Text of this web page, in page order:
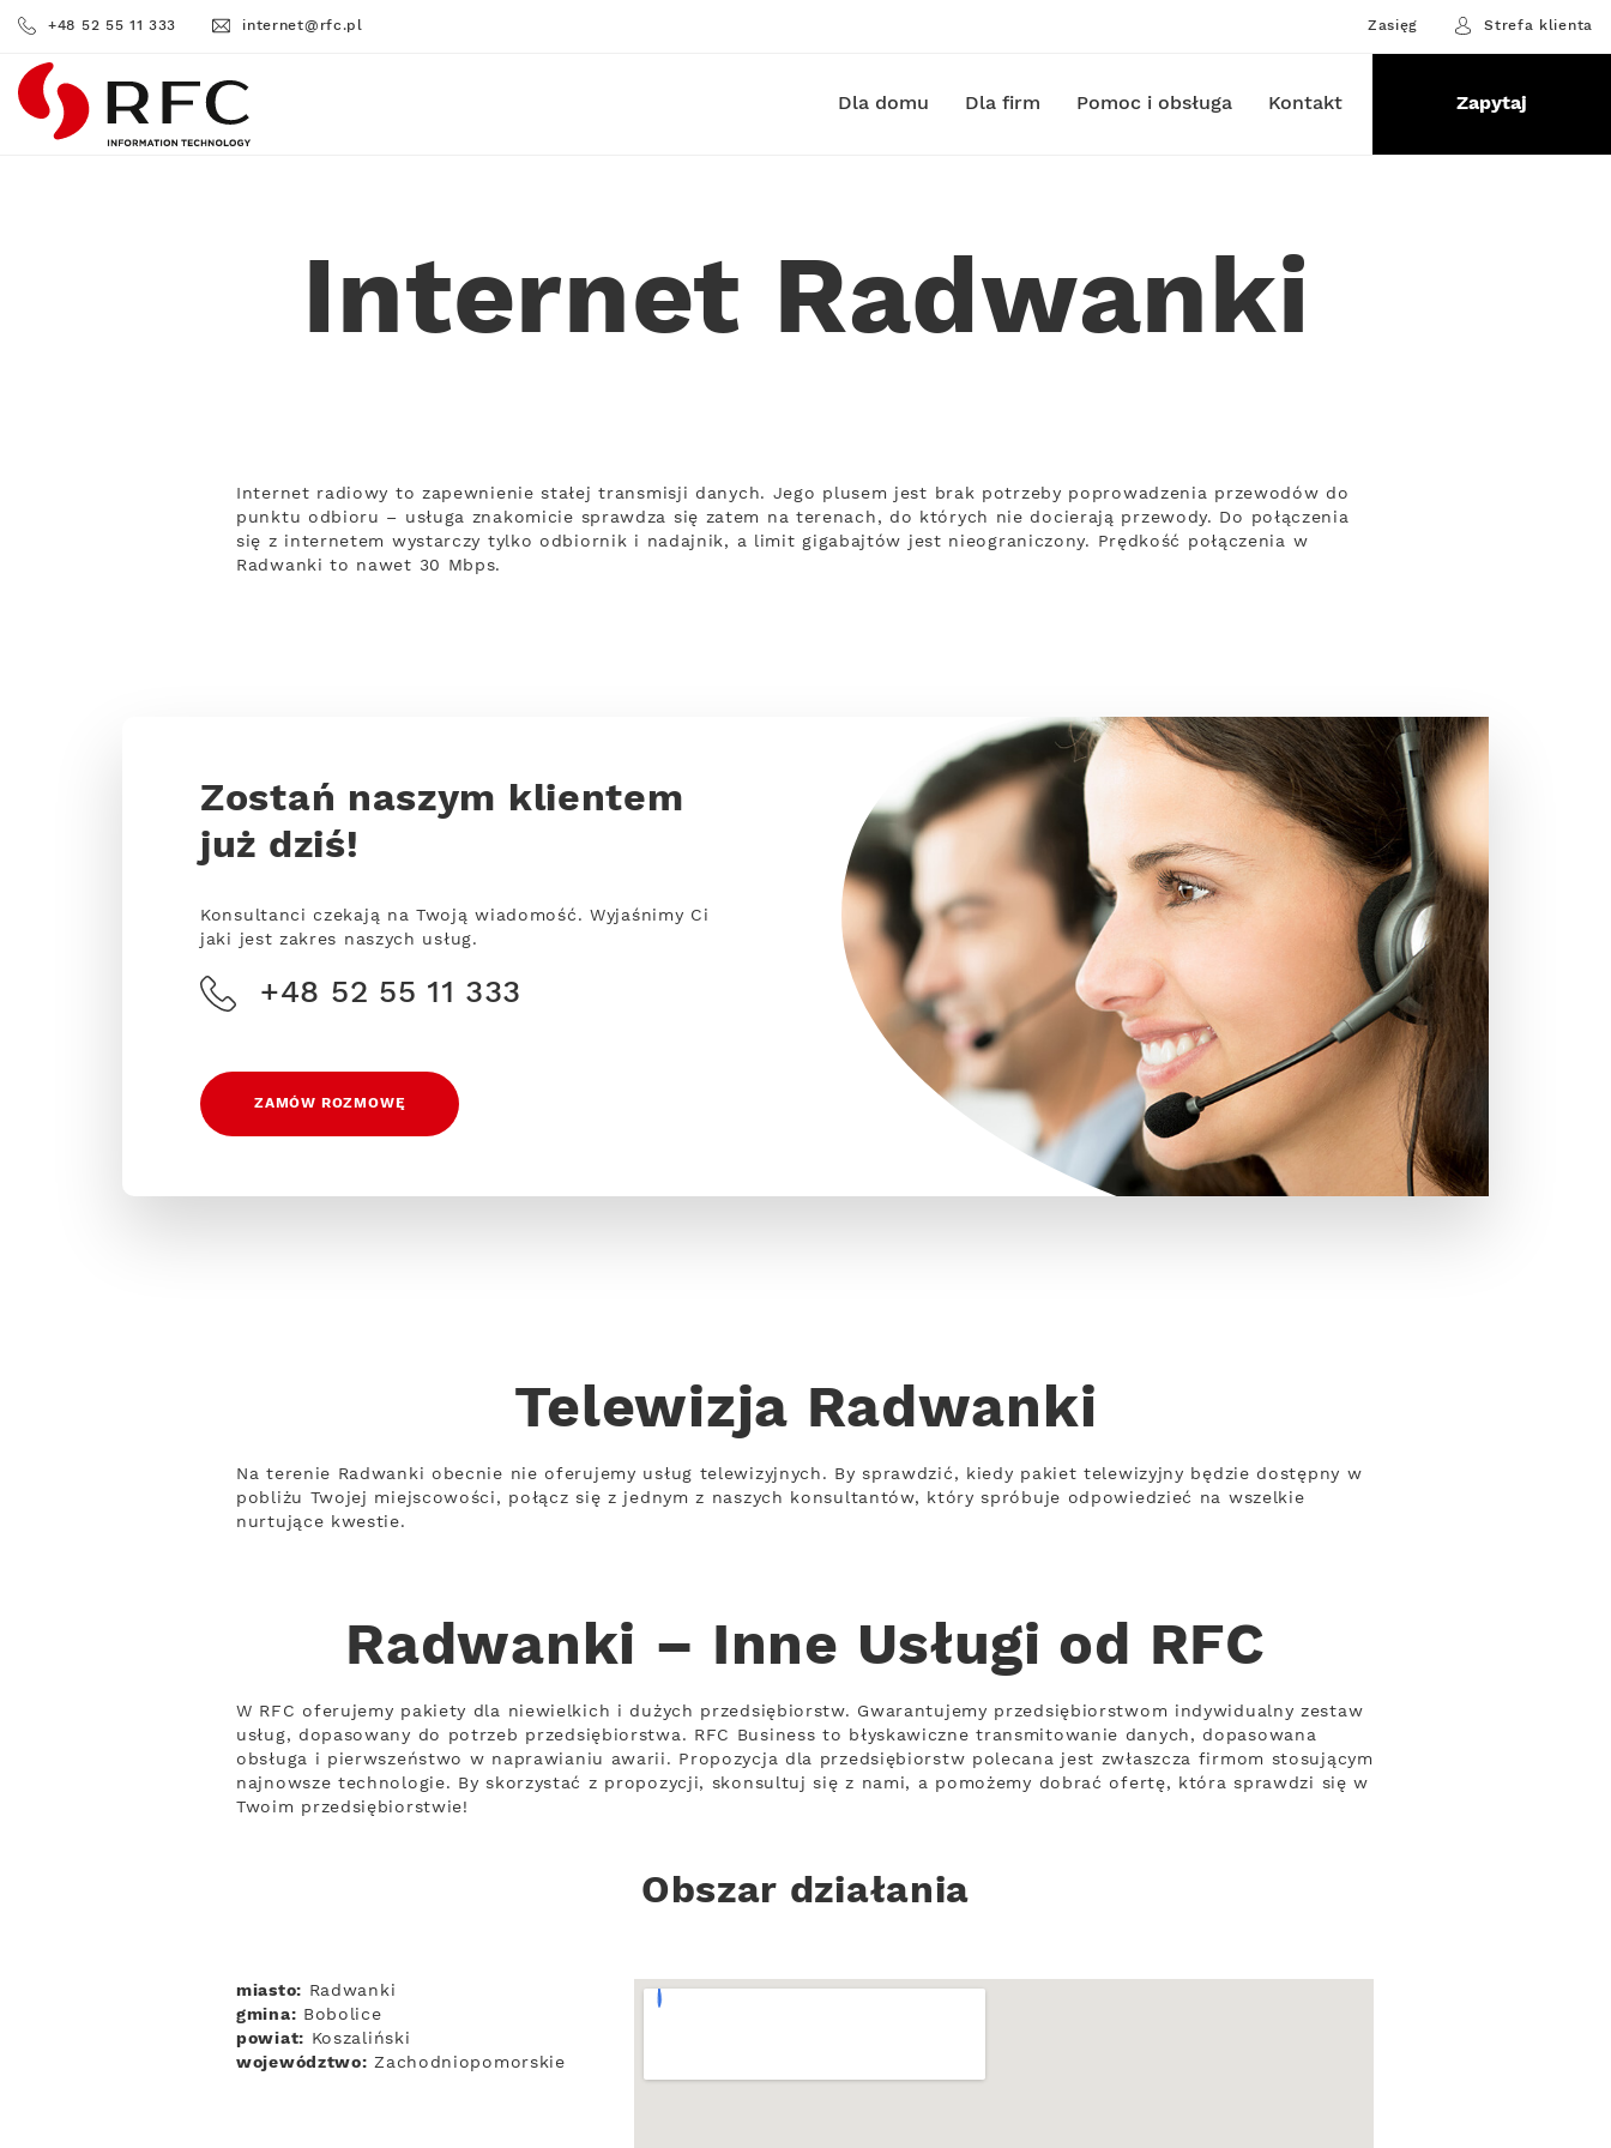
+48 52 55 11 333 internet@rfc.pl Zasięg Strefa klienta
RFC Dla domu Dla firm Pomoc i obsługa Kontakt Zapytaj
Internet Radwanki
Internet radiowy to zapewnienie stałej transmisji danych. Jego plusem jest brak potrzeby poprowadzenia przewodów do
punktu odbioru – usługa znakomicie sprawdza się zatem na terenach, do których nie docierają przewody. Do połączenia
się z internetem wystarczy tylko odbiornik i nadajnik, a limit gigabajtów jest nieograniczony. Prędkość połączenia w
Radwanki to nawet 30 Mbps.
Zostań naszym klientem
już dziś!
Konsultanci czekają na Twoją wiadomość. Wyjaśnimy Ci
jaki jest zakres naszych usług.
+48 52 55 11 333
ZAMÓW ROZMOWĘ
Telewizja Radwanki
Na terenie Radwanki obecnie nie oferujemy usług telewizyjnych. By sprawdzić, kiedy pakiet telewizyjny będzie dostępny w
pobliżu Twojej miejscowości, połącz się z jednym z naszych konsultantów, który spróbuje odpowiedzieć na wszelkie
nurtujące kwestie.
Radwanki – Inne Usługi od RFC
W RFC oferujemy pakiety dla niewielkich i dużych przedsiębiorstw. Gwarantujemy przedsiębiorstwom indywidualny zestaw
usług, dopasowany do potrzeb przedsiębiorstwa. RFC Business to błyskawiczne transmitowanie danych, dopasowana
obsługa i pierwszeństwo w naprawianiu awarii. Propozycja dla przedsiębiorstw polecana jest zwłaszcza firmom stosującym
najnowsze technologie. By skorzystać z propozycji, skonsultuj się z nami, a pomożemy dobrać ofertę, która sprawdzi się w
Twoim przedsiębiorstwie!
Obszar działania
miasto: Radwanki
gmina: Bobolice
powiat: Koszaliński
województwo: Zachodniopomorskie